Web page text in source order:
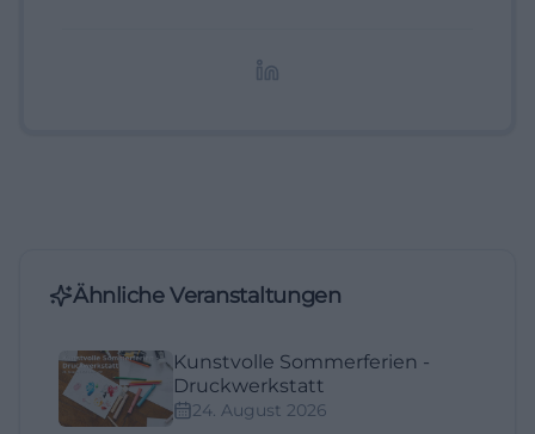
Ähnliche Veranstaltungen
Kunstvolle Sommerferien -
Druckwerkstatt
24. August 2026